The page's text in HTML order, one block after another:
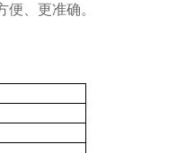
、更准确。